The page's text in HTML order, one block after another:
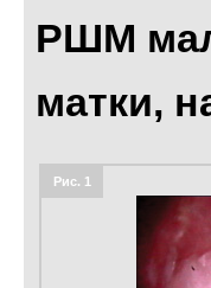
РШМ
матки,
Рис. 1